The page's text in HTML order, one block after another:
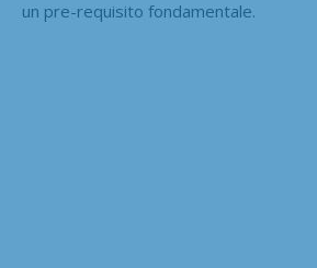
un pre-requisito fondamentale.